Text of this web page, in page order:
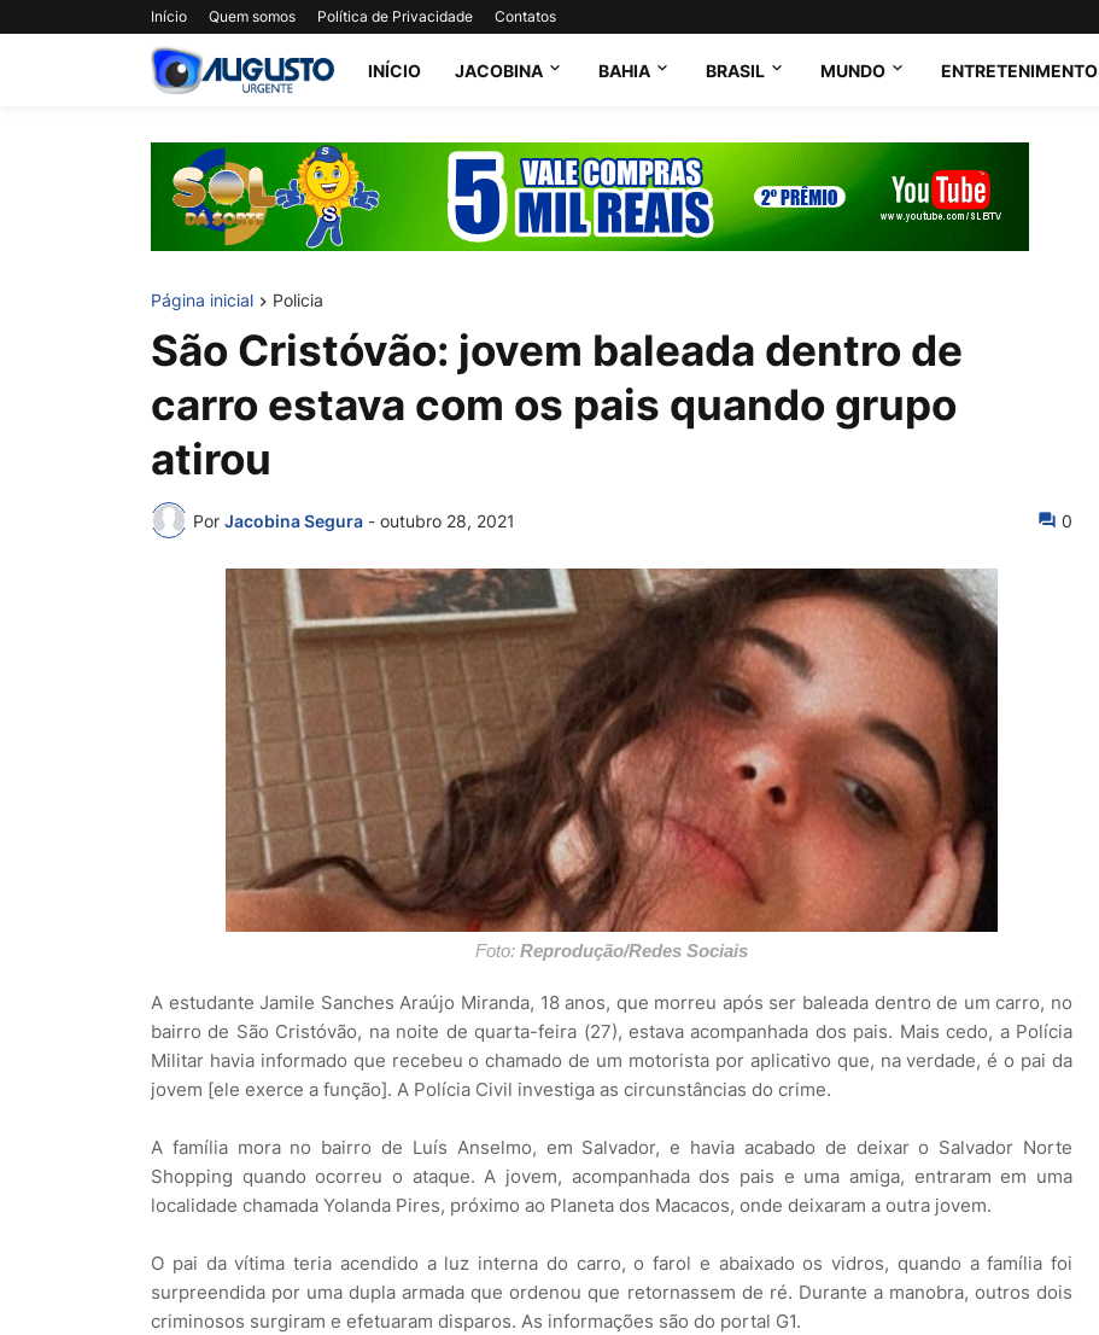
Início Quem somos Política de Privacidade Contatos
INÍCIO JACOBINA BAHIA BRASIL MUNDO ENTRETENIMENTO
Página inicial Policia
São Cristóvão: jovem baleada dentro de
carro estava com os pais quando grupo
atirou
Por Jacobina Segura - outubro 28, 2021 0
Foto: Reprodução/Redes Sociais
A estudante Jamile Sanches Araújo Miranda, 18 anos, que morreu após ser baleada dentro de um carro, no
bairro de São Cristóvão, na noite de quarta-feira (27), estava acompanhada dos pais. Mais cedo, a Polícia
Militar havia informado que recebeu o chamado de um motorista por aplicativo que, na verdade, é o pai da
jovem [ele exerce a função]. A Polícia Civil investiga as circunstâncias do crime.
A família mora no bairro de Luís Anselmo, em Salvador, e havia acabado de deixar o Salvador Norte
Shopping quando ocorreu o ataque. A jovem, acompanhada dos pais e uma amiga, entraram em uma
localidade chamada Yolanda Pires, próximo ao Planeta dos Macacos, onde deixaram a outra jovem.
O pai da vítima teria acendido a luz interna do carro, o farol e abaixado os vidros, quando a família foi
surpreendida por uma dupla armada que ordenou que retornassem de ré. Durante a manobra, outros dois
criminosos surgiram e efetuaram disparos. As informações são do portal G1.